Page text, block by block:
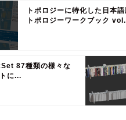
トポロジーに特化した日本
トポロジーワークブック
87種類の様々な
に...